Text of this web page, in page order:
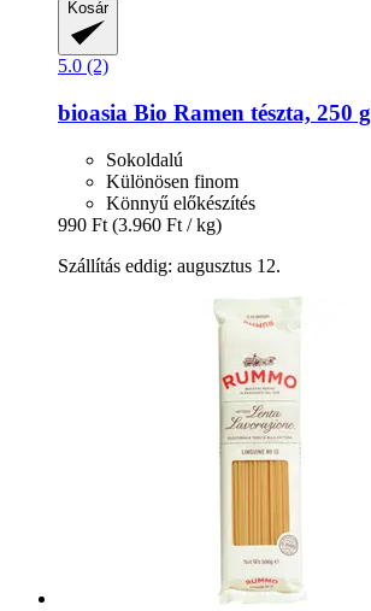
Kosár
5.0 (2)
bioasia Bio Ramen tészta, 250 g
Sokoldalú
Különösen finom
Könnyű előkészítés
990 Ft (3.960 Ft / kg)
Szállítás eddig: augusztus 12.